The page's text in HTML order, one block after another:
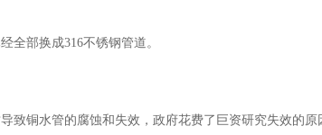
全部换成316不锈钢管道。
致铜水管的腐蚀和失效，政府花费了巨资研究失效的